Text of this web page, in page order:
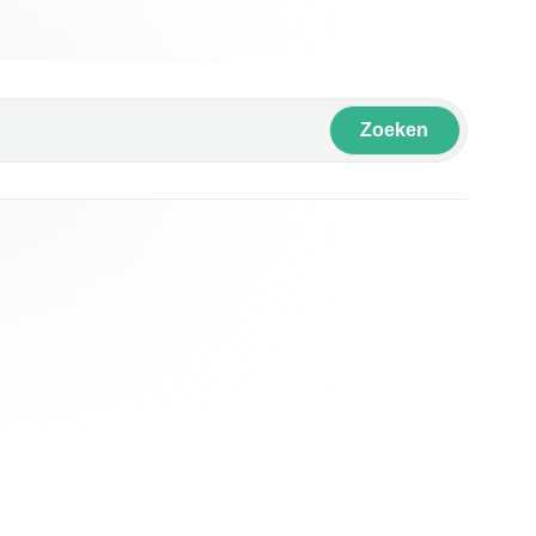
Zoeken